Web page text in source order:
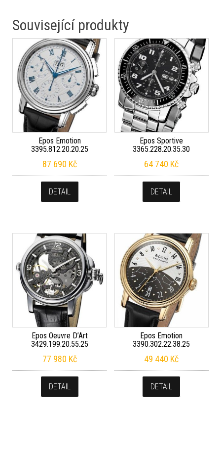
Související produkty
Epos Emotion
3395.812.20.20.25
87 690 Kč
DETAIL
Epos Sportive
3365.228.20.35.30
64 740 Kč
DETAIL
Epos Oeuvre D’Art
3429.199.20.55.25
77 980 Kč
DETAIL
Epos Emotion
3390.302.22.38.25
49 440 Kč
DETAIL